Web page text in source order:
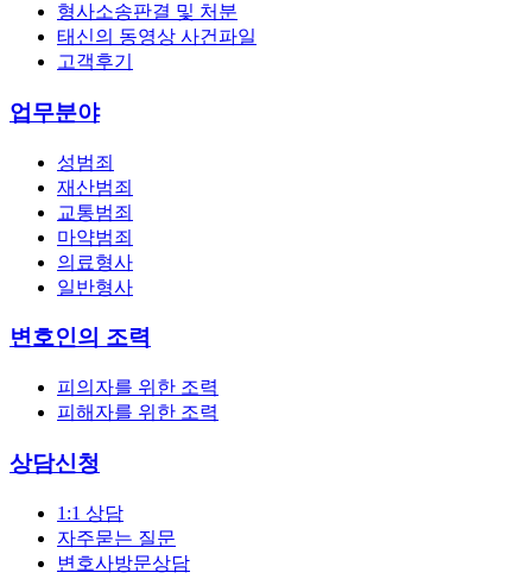
형사소송판결 및 처분
태신의 동영상 사건파일
고객후기
업무분야
성범죄
재산범죄
교통범죄
마약범죄
의료형사
일반형사
변호인의 조력
피의자를 위한 조력
피해자를 위한 조력
상담신청
1:1 상담
자주묻는 질문
변호사방문상담